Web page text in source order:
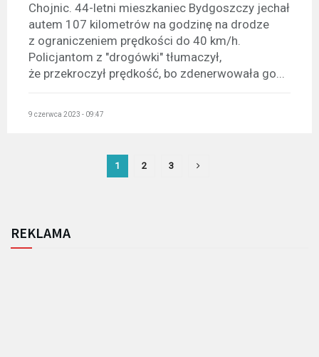
Chojnic. 44-letni mieszkaniec Bydgoszczy jechał
autem 107 kilometrów na godzinę na drodze
z ograniczeniem prędkości do 40 km/h.
Policjantom z "drogówki" tłumaczył,
że przekroczył prędkość, bo zdenerwowała go...
9 czerwca 2023 - 09:47
1 2 3
REKLAMA